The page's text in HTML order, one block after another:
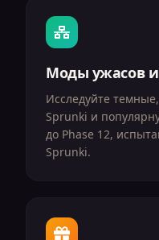
Моды ужасов
Исследуйте
Sprunki и
до Phase 12,
Sprunki.